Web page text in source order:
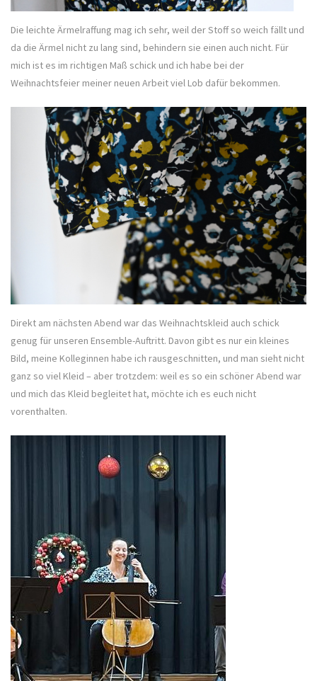
Die leichte Ärmelraffung mag ich sehr, weil der Stoff so weich fällt und
da die Ärmel nicht zu lang sind, behindern sie einen auch nicht. Für
mich ist es im richtigen Maß schick und ich habe bei der
Weihnachtsfeier meiner neuen Arbeit viel Lob dafür bekommen.
Direkt am nächsten Abend war das Weihnachtskleid auch schick
genug für unseren Ensemble-Auftritt. Davon gibt es nur ein kleines
Bild, meine Kolleginnen habe ich rausgeschnitten, und man sieht nicht
ganz so viel Kleid – aber trotzdem: weil es so ein schöner Abend war
und mich das Kleid begleitet hat, möchte ich es euch nicht
vorenthalten.